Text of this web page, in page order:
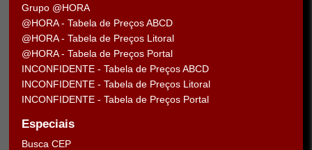
Grupo @HORA
@HORA - Tabela de Preços ABCD
@HORA - Tabela de Preços Litoral
@HORA - Tabela de Preços Portal
INCONFIDENTE - Tabela de Preços ABCD
INCONFIDENTE - Tabela de Preços Litoral
INCONFIDENTE - Tabela de Preços Portal
Especiais
Busca CEP